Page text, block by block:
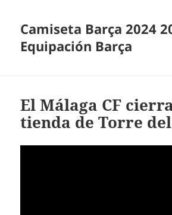
Camiseta Barça 2024
Equipación Barça
El Málaga CF
tienda de Torre